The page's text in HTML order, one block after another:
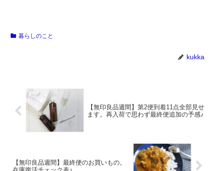
暮らしのこと
kukka
【無印良品週間】第2便到着11点全部見せ
ます。再入荷で思わず最終便追加の予感♪
【無印良品週間】最終便のお買いもの。